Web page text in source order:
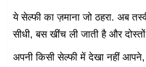
ये सेल्फी का ज़माना जो ठहरा. अब
सीधी, बस खींच ली जाती है और दोस्तों
अपनी किसी सेल्फी में देखा नहीं